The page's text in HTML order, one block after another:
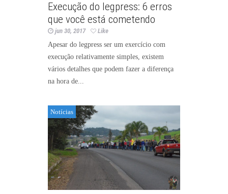
Execução do legpress: 6 erros
que você está cometendo
jun 30, 2017
Like
Apesar do legpress ser um exercício com
execução relativamente simples, existem
vários detalhes que podem fazer a diferença
na hora de...
Notícias